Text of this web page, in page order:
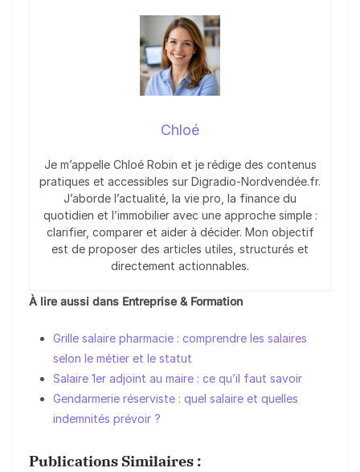
Chloé
Je m’appelle Chloé Robin et je rédige des contenus
pratiques et accessibles sur Digradio-Nordvendée.fr.
J’aborde l’actualité, la vie pro, la finance du
quotidien et l’immobilier avec une approche simple :
clarifier, comparer et aider à décider. Mon objectif
est de proposer des articles utiles, structurés et
directement actionnables.
À lire aussi dans Entreprise & Formation
Grille salaire pharmacie : comprendre les salaires
selon le métier et le statut
Salaire 1er adjoint au maire : ce qu’il faut savoir
Gendarmerie réserviste : quel salaire et quelles
indemnités prévoir ?
Publications Similaires :